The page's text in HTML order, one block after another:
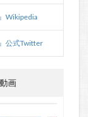
Wikipedia
公式Twitter
画